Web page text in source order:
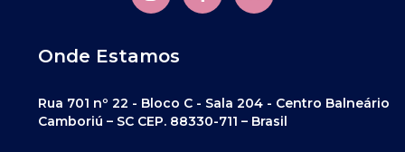
Onde Estamos
Rua 701 nº 22 - Bloco C - Sala 204 - Centro Balneário
Camboriú – SC CEP. 88330-711 – Brasil